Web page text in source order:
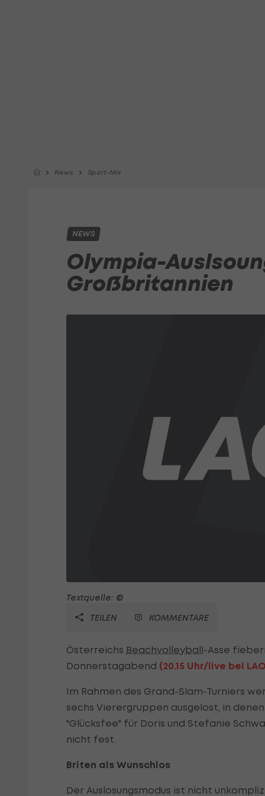
News Sport-Mix
NEWS
Olympia-
Großbritannien
Textquelle: ©
TEILEN
KOMMENTARE
Österreichs Beachvolleyball-Asse
Donnerstagabend (20.15 Uhr/live bei
Im Rahmen des Grand-Slam-Turniers
sechs Vierergruppen ausgelost, in
"Glücksfee" für Doris und Stefanie
nicht fest.
Briten als Wunschlos
Der Auslosungsmodus ist nicht